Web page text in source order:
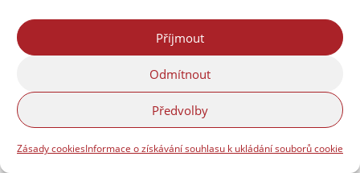
Příjmout
Odmítnout
Předvolby
Zásady cookiesInformace o získávání souhlasu k ukládání souborů cookie